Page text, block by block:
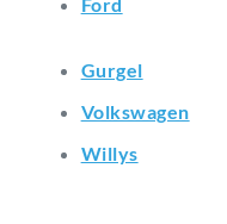
Gurgel
Volkswagen
Willys